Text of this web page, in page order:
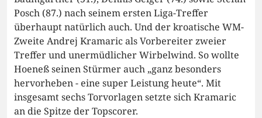
Posch (87.) nach seinem ersten Liga-Treffer
überhaupt natürlich auch. Und der kroatische WM-
Zweite Andrej Kramaric als Vorbereiter zweier
Treffer und unermüdlicher Wirbelwind. So wollte
Hoeneß seinen Stürmer auch „ganz besonders
hervorheben - eine super Leistung heute“. Mit
insgesamt sechs Torvorlagen setzte sich Kramaric
an die Spitze der Topscorer.